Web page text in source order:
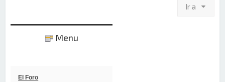
Ir a
Menu
El Foro